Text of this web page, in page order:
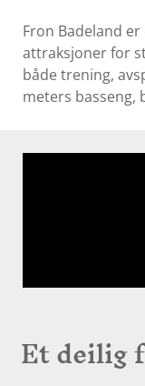
Fron Badeland
attraksjoner for
både trening,
meters basseng,
Et deilig